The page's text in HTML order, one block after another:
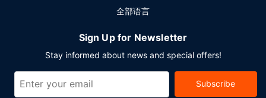
全部语言
Sign Up for Newsletter
Stay informed about news and special offers!
Subscribe